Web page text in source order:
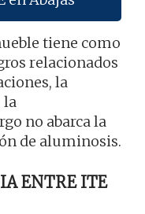
tiene como
relacionados
la
la
no abarca la
de aluminosis.
ENTRE ITE